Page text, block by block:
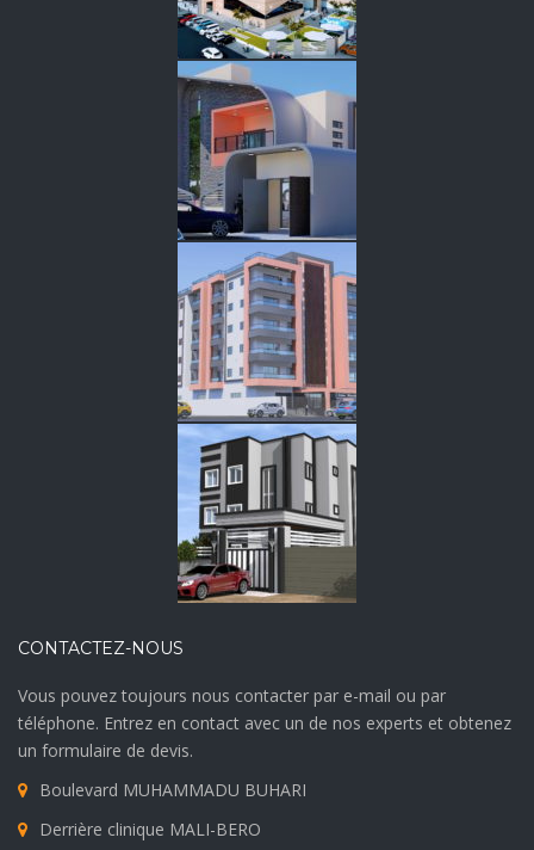
CONTACTEZ-NOUS
Vous pouvez toujours nous contacter par e-mail ou par
téléphone. Entrez en contact avec un de nos experts et obtenez
un formulaire de devis.
Boulevard MUHAMMADU BUHARI
Derrière clinique MALI-BERO